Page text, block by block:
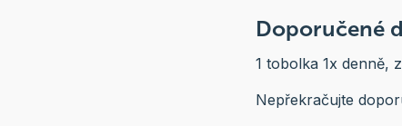
Doporučené
1 tobolka 1x denně,
Nepřekračujte